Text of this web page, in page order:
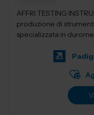
AFFRI TESTING
produzione di
specializzata in